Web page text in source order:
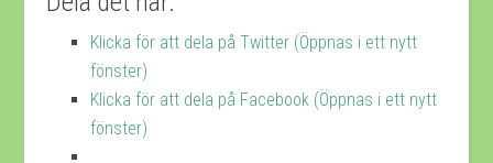
Klicka för att dela på Twitter (Öppnas i ett nytt
fönster)
Klicka för att dela på Facebook (Öppnas i ett nytt
fönster)